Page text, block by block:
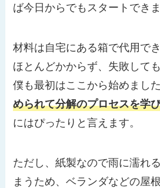
ば今日からでもスタートできま
材料は自宅にある箱で代用で
ほとんどかからず、失敗して
僕も最初はここから始めまし
められて分解のプロセスを学
にはぴったりと言えます。
ただし、紙製なので雨に濡れ
まうため、ベランダなどの屋